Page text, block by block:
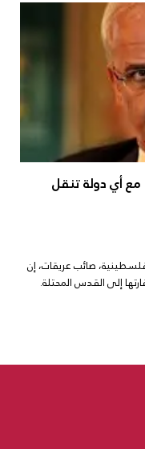
أي دولة تنقل
صائب عريقات، إن
إلى القدس المحتلة.